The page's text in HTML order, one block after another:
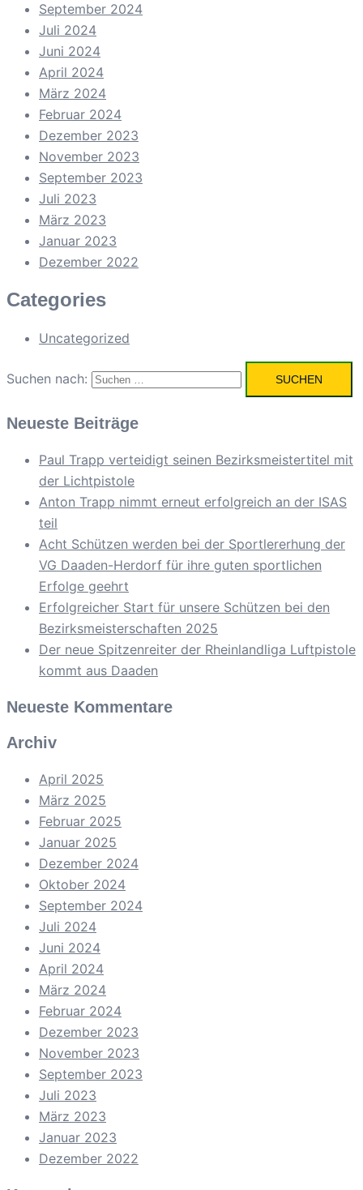
September 2024
Juli 2024
Juni 2024
April 2024
März 2024
Februar 2024
Dezember 2023
November 2023
September 2023
Juli 2023
März 2023
Januar 2023
Dezember 2022
Categories
Uncategorized
Suchen nach:
Neueste Beiträge
Paul Trapp verteidigt seinen Bezirksmeistertitel mit
der Lichtpistole
Anton Trapp nimmt erneut erfolgreich an der ISAS
teil
Acht Schützen werden bei der Sportlererhung der
VG Daaden-Herdorf für ihre guten sportlichen
Erfolge geehrt
Erfolgreicher Start für unsere Schützen bei den
Bezirksmeisterschaften 2025
Der neue Spitzenreiter der Rheinlandliga Luftpistole
kommt aus Daaden
Neueste Kommentare
Archiv
April 2025
März 2025
Februar 2025
Januar 2025
Dezember 2024
Oktober 2024
September 2024
Juli 2024
Juni 2024
April 2024
März 2024
Februar 2024
Dezember 2023
November 2023
September 2023
Juli 2023
März 2023
Januar 2023
Dezember 2022